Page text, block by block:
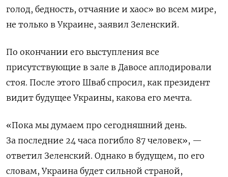
голод, бедность, отчаяние и хаос» во всем мире,
не только в Украине, заявил Зеленский.
По окончании его выступления все
присутствующие в зале в Давосе аплодировали
стоя. После этого Шваб спросил, как президент
видит будущее Украины, какова его мечта.
«Пока мы думаем про сегодняшний день.
За последние 24 часа погибло 87 человек», —
ответил Зеленский. Однако в будущем, по его
словам, Украина будет сильной страной,